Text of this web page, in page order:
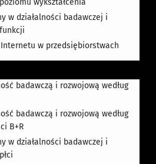
wykształcenia
w działalności badawczej i
w przedsiębiorstwach
badawczą i rozwojową według
badawczą i rozwojową według
B+R
w działalności badawczej i